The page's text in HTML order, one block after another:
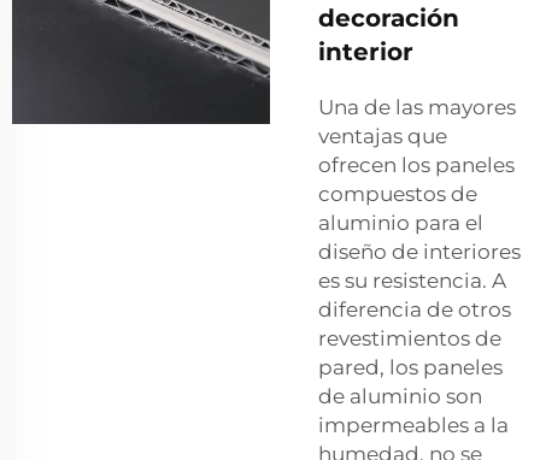
decoración
interior
Una de las mayores
ventajas que
ofrecen los paneles
compuestos de
aluminio para el
diseño de interiores
es su resistencia. A
diferencia de otros
revestimientos de
pared, los paneles
de aluminio son
impermeables a la
humedad, no se